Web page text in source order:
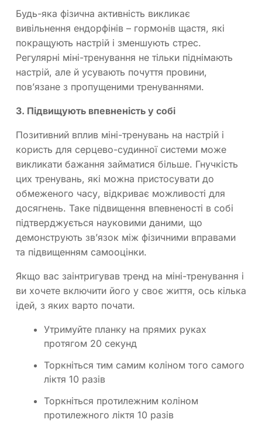
Будь-яка фізична активність викликає
вивільнення ендорфінів – гормонів щастя, які
покращують настрій і зменшують стрес.
Регулярні міні-тренування не тільки піднімають
настрій, але й усувають почуття провини,
пов’язане з пропущеними тренуваннями.
3. Підвищують впевненість у собі
Позитивний вплив міні-тренувань на настрій і
користь для серцево-судинної системи може
викликати бажання займатися більше. Гнучкість
цих тренувань, які можна пристосувати до
обмеженого часу, відкриває можливості для
досягнень. Таке підвищення впевненості в собі
підтверджується науковими даними, що
демонструють зв’язок між фізичними вправами
та підвищенням самооцінки.
Якщо вас заінтригував тренд на міні-тренування і
ви хочете включити його у своє життя, ось кілька
ідей, з яких варто почати.
Утримуйте планку на прямих руках
протягом 20 секунд
Торкніться тим самим коліном того самого
ліктя 10 разів
Торкніться протилежним коліном
протилежного ліктя 10 разів